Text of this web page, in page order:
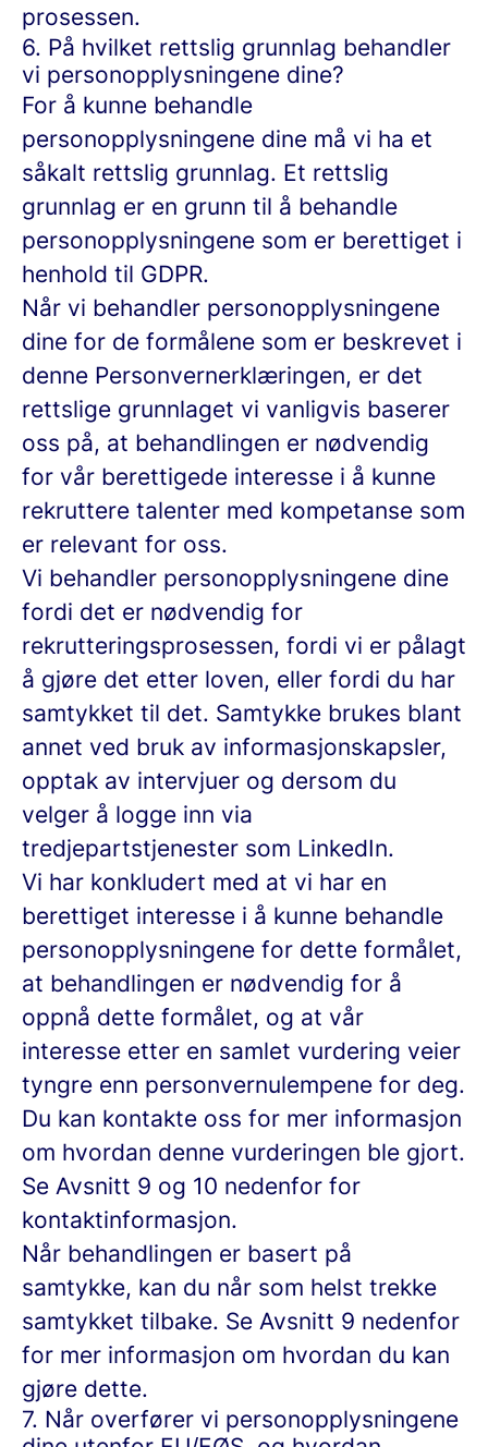
prosessen.
6. På hvilket rettslig grunnlag behandler
vi personopplysningene dine?
For å kunne behandle
personopplysningene dine må vi ha et
såkalt rettslig grunnlag. Et rettslig
grunnlag er en grunn til å behandle
personopplysningene som er berettiget i
henhold til GDPR.
Når vi behandler personopplysningene
dine for de formålene som er beskrevet i
denne Personvernerklæringen, er det
rettslige grunnlaget vi vanligvis baserer
oss på, at behandlingen er nødvendig
for vår berettigede interesse i å kunne
rekruttere talenter med kompetanse som
er relevant for oss.
Vi behandler personopplysningene dine
fordi det er nødvendig for
rekrutteringsprosessen, fordi vi er pålagt
å gjøre det etter loven, eller fordi du har
samtykket til det. Samtykke brukes blant
annet ved bruk av informasjonskapsler,
opptak av intervjuer og dersom du
velger å logge inn via
tredjepartstjenester som LinkedIn.
Vi har konkludert med at vi har en
berettiget interesse i å kunne behandle
personopplysningene for dette formålet,
at behandlingen er nødvendig for å
oppnå dette formålet, og at vår
interesse etter en samlet vurdering veier
tyngre enn personvernulempene for deg.
Du kan kontakte oss for mer informasjon
om hvordan denne vurderingen ble gjort.
Se Avsnitt 9 og 10 nedenfor for
kontaktinformasjon.
Når behandlingen er basert på
samtykke, kan du når som helst trekke
samtykket tilbake. Se Avsnitt 9 nedenfor
for mer informasjon om hvordan du kan
gjøre dette.
7. Når overfører vi personopplysningene